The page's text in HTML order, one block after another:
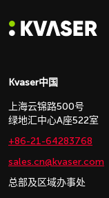
Kvaser中国
上海云锦路500号
绿地汇中心A座522室
+86-21-64283768
sales.cn@kvaser.com
总部及区域办事处